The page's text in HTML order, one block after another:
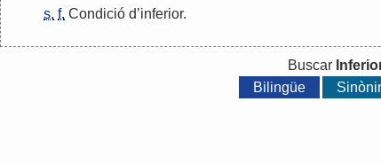
s. f. Condició d’inferior.
Buscar
Bilingüe